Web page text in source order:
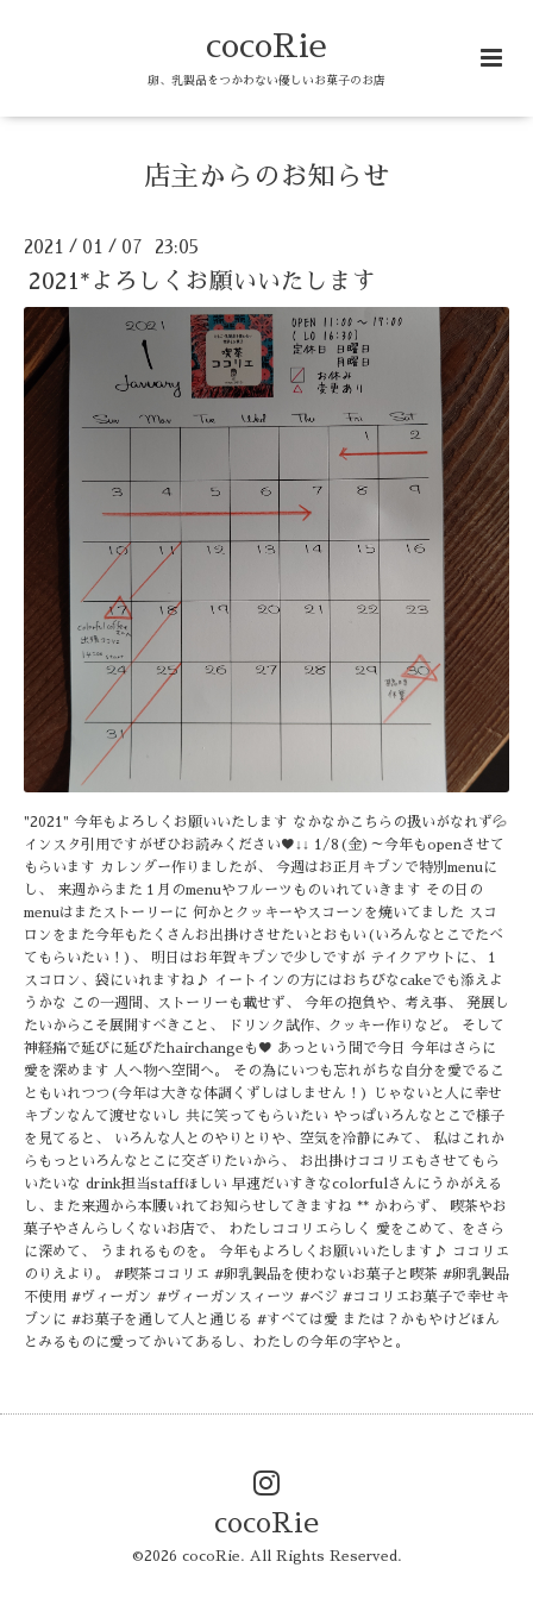
cocoRie
卵、乳製品をつかわない優しいお菓子のお店
店主からのお知らせ
2021 / 01 / 07 23:05
2021*よろしくお願いいたします
"2021" 今年もよろしくお願いいたします なかなかこちらの扱いがなれず💦
インスタ引用ですがぜひお読みください♥↓↓ 1/8(金)～今年もopenさせて
もらいます カレンダー作りましたが、 今週はお正月キブンで特別menuに
し、 来週からまた１月のmenuやフルーツものいれていきます その日の
menuはまたストーリーに 何かとクッキーやスコーンを焼いてました スコ
ロンをまた今年もたくさんお出掛けさせたいとおもい(いろんなとこでたべ
てもらいたい！)、 明日はお年賀キブンで少しですが テイクアウトに、１
スコロン、袋にいれますね♪ イートインの方にはおちびなcakeでも添えよ
うかな この一週間、ストーリーも載せず、 今年の抱負や、考え事、 発展し
たいからこそ展開すべきこと、 ドリンク試作、クッキー作りなど。 そして
神経痛で延びに延びたhairchangeも♥ あっという間で今日 今年はさらに
愛を深めます 人へ物へ空間へ。 その為にいつも忘れがちな自分を愛でるこ
ともいれつつ(今年は大きな体調くずしはしません！) じゃないと人に幸せ
キブンなんて渡せないし 共に笑ってもらいたい やっぱいろんなとこで様子
を見てると、 いろんな人とのやりとりや、空気を冷静にみて、 私はこれか
らもっといろんなとこに交ざりたいから、 お出掛けココリエもさせてもら
いたいな drink担当staffほしい 早速だいすきなcolorfulさんにうかがえる
し、また来週から本腰いれてお知らせしてきますね ** かわらず、 喫茶やお
菓子やさんらしくないお店で、 わたしココリエらしく 愛をこめて、をさら
に深めて、 うまれるものを。 今年もよろしくお願いいたします♪ ココリエ
のりえより。 #喫茶ココリエ #卵乳製品を使わないお菓子と喫茶 #卵乳製品
不使用 #ヴィーガン #ヴィーガンスィーツ #ベジ #ココリエお菓子で幸せキ
ブンに #お菓子を通して人と通じる #すべては愛 または？かもやけどほん
とみるものに愛ってかいてあるし、わたしの今年の字やと。
cocoRie
©2026 cocoRie. All Rights Reserved.